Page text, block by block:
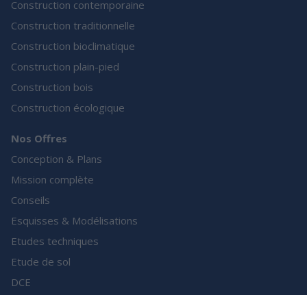
Construction contemporaine
Construction traditionnelle
Construction bioclimatique
Construction plain-pied
Construction bois
Construction écologique
Nos Offres
Conception & Plans
Mission complète
Conseils
Esquisses & Modélisations
Etudes techniques
Etude de sol
DCE